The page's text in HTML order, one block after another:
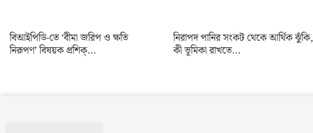
বিআইপিডি-তে ‘বীমা জরিপ ও ক্ষতি
নিরূপণ’ বিষয়ক প্রশিক্...
নিরাপদ পানির সংকট থেকে আর্থিক ঝুঁকি,
কী ভূমিকা রাখতে...